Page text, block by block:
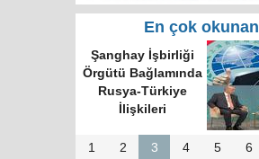
En çok okunan
Şanghay İşbirliği
Örgütü Bağlamında
Rusya-Türkiye
İlişkileri
1 2 3 4 5 6